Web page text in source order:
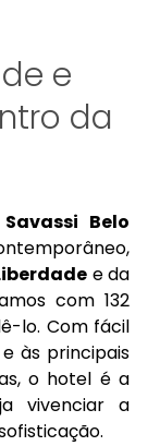
e
da
Belo
e da
com 132
lo. Com fácil
às principais
o hotel é a
vivenciar a